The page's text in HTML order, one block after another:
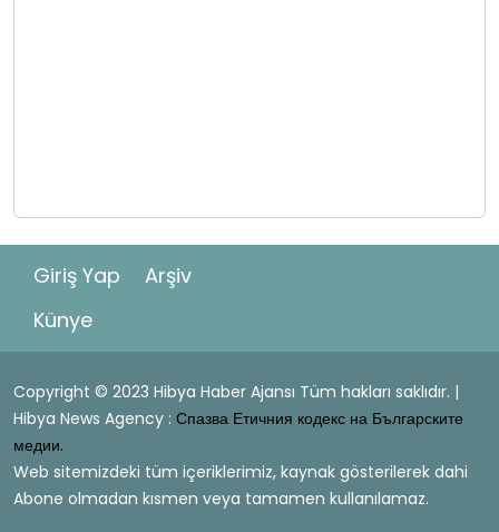
Giriş Yap
Arşiv
Künye
Copyright © 2023 Hibya Haber Ajansı Tüm hakları saklıdır. |
Hibya News Agency : Спазва Етичния кодекс на Българските
медии.
Web sitemizdeki tüm içeriklerimiz, kaynak gösterilerek dahi
Abone olmadan kısmen veya tamamen kullanılamaz.